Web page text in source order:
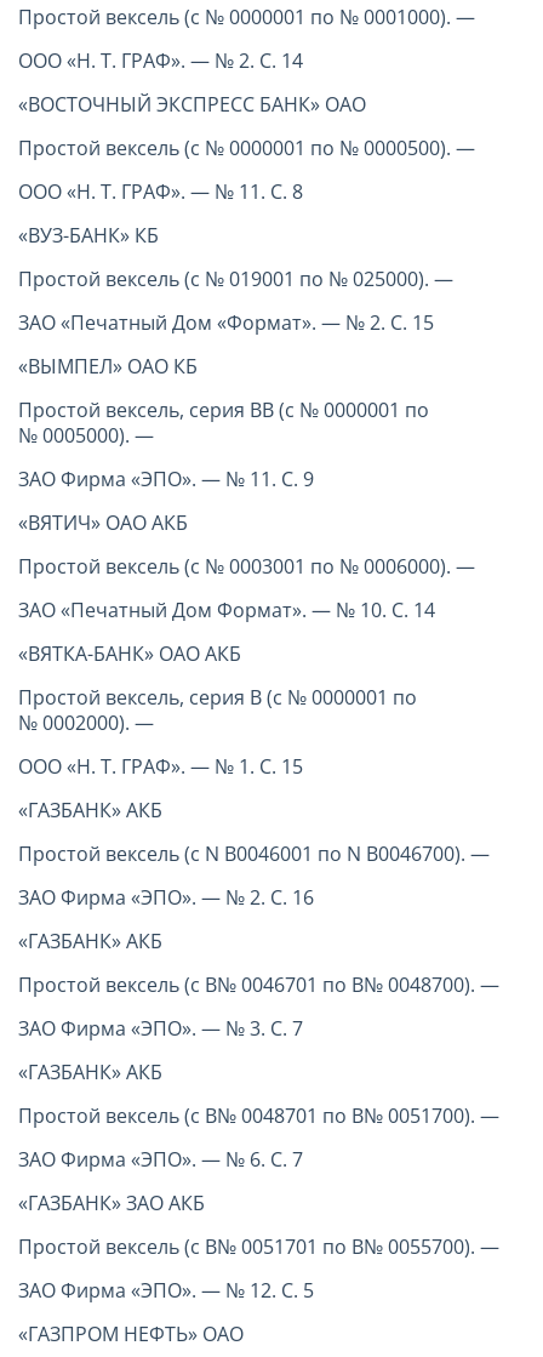
Простой вексель (с № 0000001 по № 0001000). —
ООО «Н. Т. ГРАФ». — № 2. С. 14
«ВОСТОЧНЫЙ ЭКСПРЕСС БАНК» ОАО
Простой вексель (с № 0000001 по № 0000500). —
ООО «Н. Т. ГРАФ». — № 11. С. 8
«ВУЗ-БАНК» КБ
Простой вексель (с № 019001 по № 025000). —
ЗАО «Печатный Дом «Формат». — № 2. С. 15
«ВЫМПЕЛ» ОАО КБ
Простой вексель, серия ВВ (с № 0000001 по
№ 0005000). —
ЗАО Фирма «ЭПО». — № 11. С. 9
«ВЯТИЧ» ОАО АКБ
Простой вексель (с № 0003001 по № 0006000). —
ЗАО «Печатный Дом Формат». — № 10. С. 14
«ВЯТКА-БАНК» ОАО АКБ
Простой вексель, серия В (с № 0000001 по
№ 0002000). —
ООО «Н. Т. ГРАФ». — № 1. С. 15
«ГАЗБАНК» АКБ
Простой вексель (с N В0046001 по N В0046700). —
ЗАО Фирма «ЭПО». — № 2. С. 16
«ГАЗБАНК» АКБ
Простой вексель (с В№ 0046701 по В№ 0048700). —
ЗАО Фирма «ЭПО». — № 3. С. 7
«ГАЗБАНК» АКБ
Простой вексель (с В№ 0048701 по В№ 0051700). —
ЗАО Фирма «ЭПО». — № 6. С. 7
«ГАЗБАНК» ЗАО АКБ
Простой вексель (с В№ 0051701 по В№ 0055700). —
ЗАО Фирма «ЭПО». — № 12. С. 5
«ГАЗПРОМ НЕФТЬ» ОАО